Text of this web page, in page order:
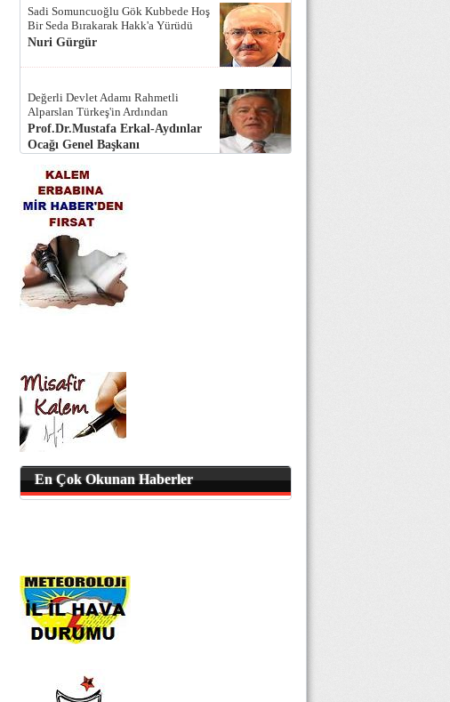
Sadi Somuncuoğlu Gök Kubbede Hoş
Bir Seda Bırakarak Hakk'a Yürüdü
Nuri Gürgür
Değerli Devlet Adamı Rahmetli
Alparslan Türkeş'in Ardından
Prof.Dr.Mustafa Erkal-Aydınlar
Ocağı Genel Başkanı
En Çok Okunan Haberler